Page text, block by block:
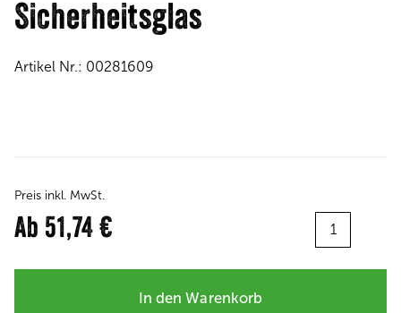
Sicherheitsglas
Artikel Nr.: 00281609
Preis inkl. MwSt.
Ab 51,74 €
In den Warenkorb